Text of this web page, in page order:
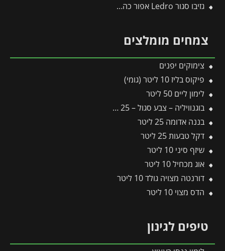
גזיבו סגור Ledro אפור כהה 3X3 מבית פלרם – Canopia
צמחים מומלצים
צימוקים יפנים
פיקוס בליז 10 ליטר (גומי)
לימון ליים 50 ליטר
בוגנוויליה – צבע סגול – 25 ליטר
בננה אדומה 25 ליטר
דקל טבעות 25 ליטר
שיזף סיני 10 ליטר
אוג מכחיל 10 ליטר
דורנטה מצויה גולד 10 ליטר
הדס מצוי 10 ליטר
טיפים לגינון